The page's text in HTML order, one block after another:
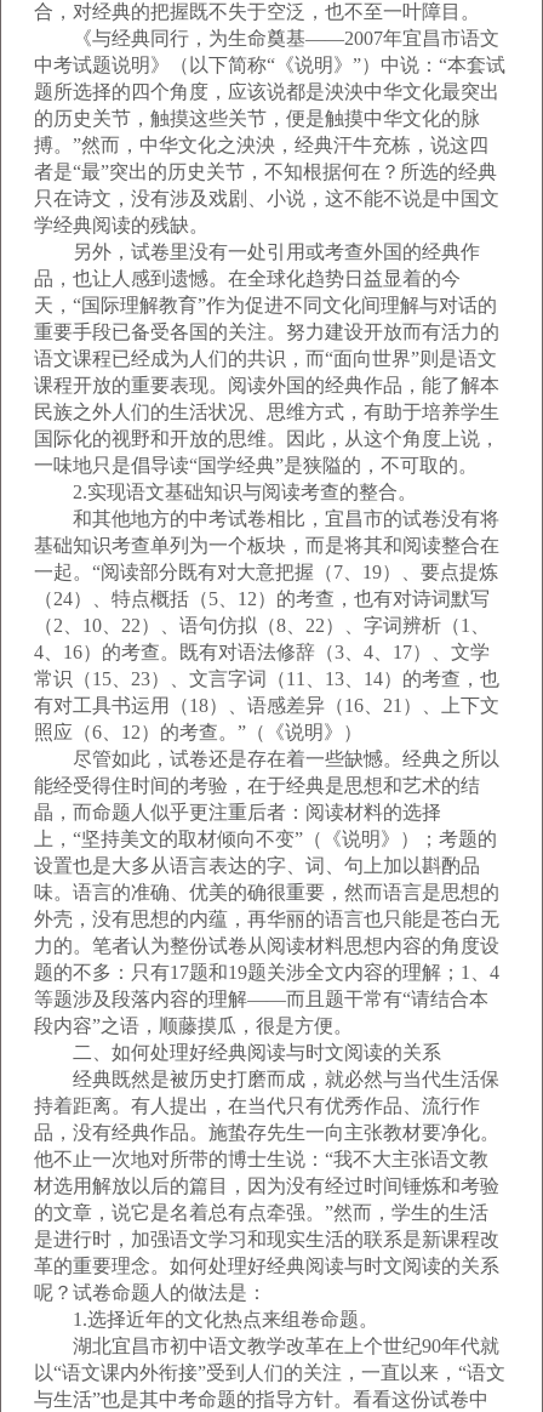
合，对经典的把握既不失于空泛，也不至一叶障目。
《与经典同行，为生命奠基——2007年宜昌市语文
中考试题说明》（以下简称“《说明》”）中说：“本套试
题所选择的四个角度，应该说都是泱泱中华文化最突出
的历史关节，触摸这些关节，便是触摸中华文化的脉
搏。”然而，中华文化之泱泱，经典汗牛充栋，说这四
者是“最”突出的历史关节，不知根据何在？所选的经典
只在诗文，没有涉及戏剧、小说，这不能不说是中国文
学经典阅读的残缺。
另外，试卷里没有一处引用或考查外国的经典作
品，也让人感到遗憾。在全球化趋势日益显着的今
天，“国际理解教育”作为促进不同文化间理解与对话的
重要手段已备受各国的关注。努力建设开放而有活力的
语文课程已经成为人们的共识，而“面向世界”则是语文
课程开放的重要表现。阅读外国的经典作品，能了解本
民族之外人们的生活状况、思维方式，有助于培养学生
国际化的视野和开放的思维。因此，从这个角度上说，
一味地只是倡导读“国学经典”是狭隘的，不可取的。
2.实现语文基础知识与阅读考查的整合。
和其他地方的中考试卷相比，宜昌市的试卷没有将
基础知识考查单列为一个板块，而是将其和阅读整合在
一起。“阅读部分既有对大意把握（7、19）、要点提炼
（24）、特点概括（5、12）的考查，也有对诗词默写
（2、10、22）、语句仿拟（8、22）、字词辨析（1、
4、16）的考查。既有对语法修辞（3、4、17）、文学
常识（15、23）、文言字词（11、13、14）的考查，也
有对工具书运用（18）、语感差异（16、21）、上下文
照应（6、12）的考查。”（《说明》）
尽管如此，试卷还是存在着一些缺憾。经典之所以
能经受得住时间的考验，在于经典是思想和艺术的结
晶，而命题人似乎更注重后者：阅读材料的选择
上，“坚持美文的取材倾向不变”（《说明》）；考题的
设置也是大多从语言表达的字、词、句上加以斟酌品
味。语言的准确、优美的确很重要，然而语言是思想的
外壳，没有思想的内蕴，再华丽的语言也只能是苍白无
力的。笔者认为整份试卷从阅读材料思想内容的角度设
题的不多：只有17题和19题关涉全文内容的理解；1、4
等题涉及段落内容的理解——而且题干常有“请结合本
段内容”之语，顺藤摸瓜，很是方便。
二、如何处理好经典阅读与时文阅读的关系
经典既然是被历史打磨而成，就必然与当代生活保
持着距离。有人提出，在当代只有优秀作品、流行作
品，没有经典作品。施蛰存先生一向主张教材要净化。
他不止一次地对所带的博士生说：“我不大主张语文教
材选用解放以后的篇目，因为没有经过时间锤炼和考验
的文章，说它是名着总有点牵强。”然而，学生的生活
是进行时，加强语文学习和现实生活的联系是新课程改
革的重要理念。如何处理好经典阅读与时文阅读的关系
呢？试卷命题人的做法是：
1.选择近年的文化热点来组卷命题。
湖北宜昌市初中语文教学改革在上个世纪90年代就
以“语文课内外衔接”受到人们的关注，一直以来，“语文
与生活”也是其中考命题的指导方针。看看这份试卷中